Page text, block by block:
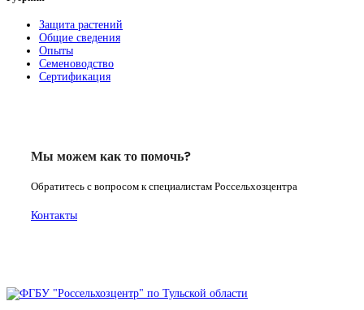
Защита растений
Общие сведения
Опыты
Семеноводство
Сертификация
Мы можем как то помочь?
Обратитесь с вопросом к специалистам Россельхозцентра
Контакты